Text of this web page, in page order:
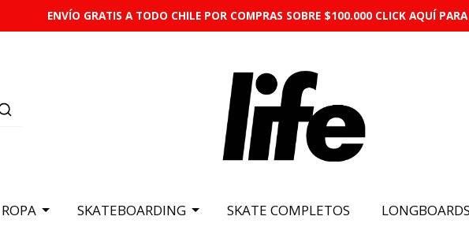
ENVÍO GRATIS A TODO CHILE POR COMPRAS SOBRE $100.000 CLICK AQUÍ
ROPA SKATEBOARDING SKATE COMPLETOS LONGBOARDS